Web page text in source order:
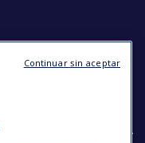
Continuar sin aceptar